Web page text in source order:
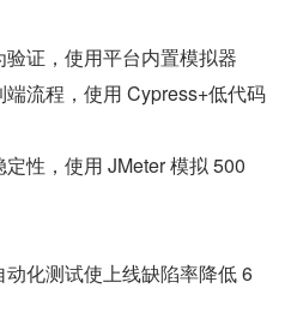
证，使用平台内置模拟器
流程，使用 Cypress+低代码
性，使用 JMeter 模拟 500